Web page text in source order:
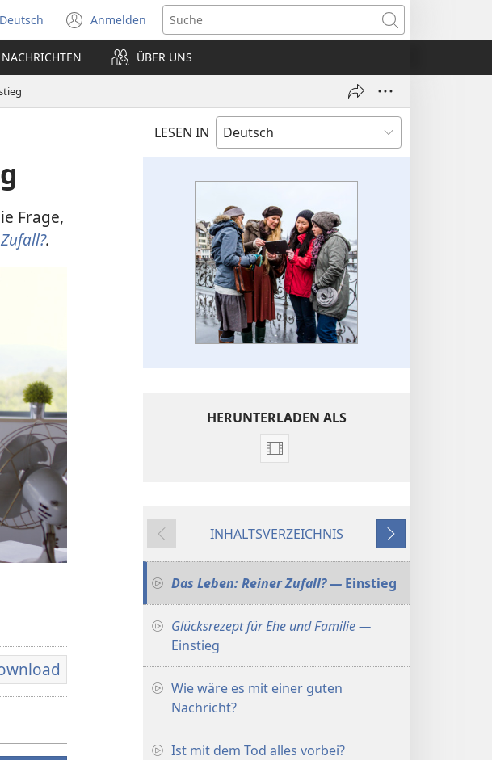
Sprache
auswählen
Deutsch Anmelden
(öffnet
neues
Fenster)
Suche
NACHRICHTEN ÜBER UNS
LESEN IN
Frage,
.
HERUNTERLADEN ALS
Downloadoptionen
Gesprächseinstiege
für
Predigtdienst
Zurück
INHALTSVERZEICHNIS
Weiter
Das Leben: Reiner Zufall? — Einstieg
Glücksrezept für Ehe und Familie —
Einstieg
Wie wäre es mit einer guten
Nachricht?
Ist mit dem Tod alles vorbei?